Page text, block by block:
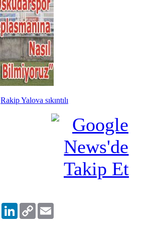
Rakip Yalova sıkıntılı
WhatsAppLinkedIn
Copy
Link